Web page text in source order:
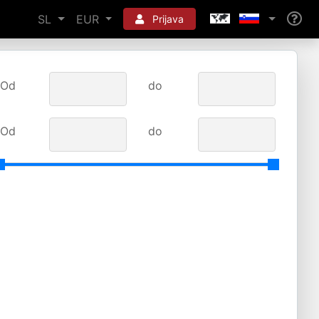
SL EUR Prijava
Od do
Od do